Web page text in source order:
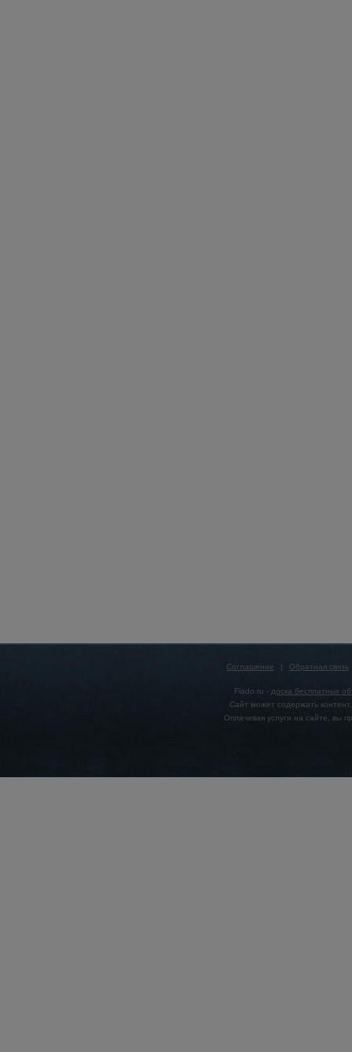
Соглашение | Обратная связь
Flado.ru - доска бесплатных
Сайт может содержать
Оплачивая услуги на сайте, вы